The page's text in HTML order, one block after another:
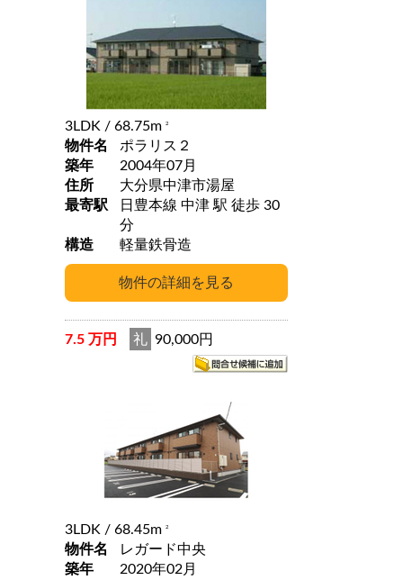
3LDK / 68.75m 2
物件名
ポラリス２
築年
2004年07月
住所
大分県中津市湯屋
最寄駅
日豊本線 中津 駅 徒歩 30
分
構造
軽量鉄骨造
7.5 万円 礼 90,000円
3LDK / 68.45m 2
物件名
レガード中央
築年
2020年02月